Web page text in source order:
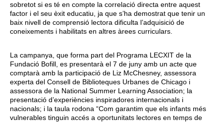
sobretot si es té en compte la correlació directa entre aquest
factor i el seu èxit educatiu, ja que s’ha demostrat que tenir un
baix nivell de comprensió lectora dificulta l’adquisició de
coneixements i habilitats en altres àrees curriculars.
La campanya, que forma part del Programa LECXIT de la
Fundació Bofill, es presentarà el 7 de juny amb un acte que
comptarà amb la participació de Liz McChesney, assessora
experta del Consell de Biblioteques Urbanes de Chicago i
assessora de la National Summer Learning Association; la
presentació d’experiències inspiradores internacionals i
nacionals; i la taula rodona “Com garantim que els infants més
vulnerables tinguin accés a oportunitats lectores en temps de